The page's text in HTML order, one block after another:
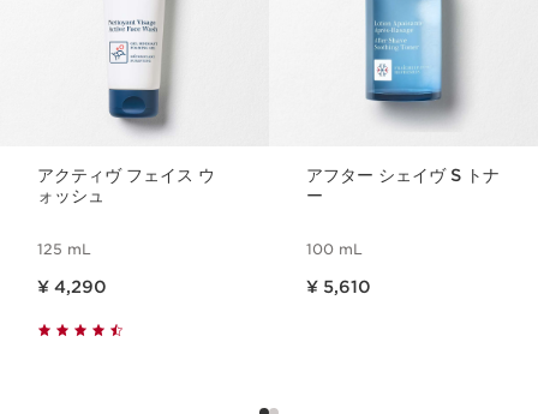
アクティヴ フェイス ウ
ォッシュ
125 mL
¥ 4,290
アフター シェイヴ S トナ
ー
100 mL
¥ 5,610